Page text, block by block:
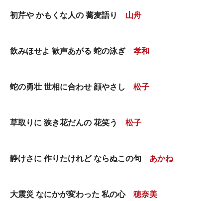
初芹や かもくな人の 蕎麦語り 山舟
飲みほせよ 歓声あがる 蛇の泳ぎ 孝和
蛇の勇壮 世相に合わせ 顔やさし 松子
草取りに 狭き花だんの 花笑う 松子
静けさに 作りたけれど ならぬこの句 あかね
大震災 なにかが変わった 私の心 穂奈美